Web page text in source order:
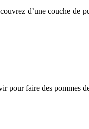
d’une couche
pour faire des pommes